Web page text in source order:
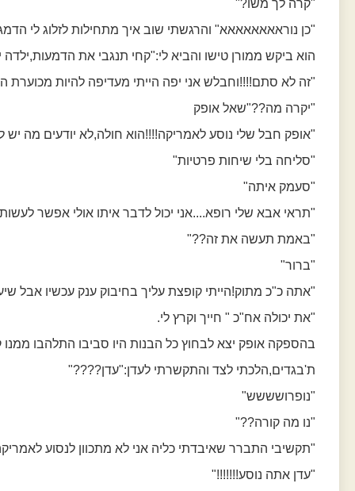
"קרה לך משו?"
"כן נוראאאאאאאא" והרגשתי שוב איך מתחילות לזלוג לי
הוא ביקש ממורן טישו והביא לי:"קחי תנגבי את
"זה לא סתם!!!!וחבלש אני יפה הייתי מעדיפה להיות מכוערת
"יקרה מה??"שאל אופק
"אופק חבל שלי נוסע לאמריקה!!!!הוא חולה,לא יודעים מה יש
"סליחה בלי שיחות פרטיות"
"סעמק איתה"
"תראי אבא שלי רופא....אני יכול לדבר איתו אולי אפשר
"באמת תעשה את זה??"
"ברור"
"אתה כ"כ מתוק!הייתי קופצת עליך בחיבוק ענק עכשיו אבל
"את יכולה אח"כ " חייך וקרץ לי.
בהספקה אופק יצא לבחוץ כל הבנות היו סביבו התלהבו ממנו
ת'בגדים,הלכתי לצד והתקשרתי לעדן:"עדן????"
"נופרושששש"
"נו מה קורה??"
"תקשיבי התברר שאיבדתי כליה אני לא מתכוון לנסוע
"עדן אתה נוסע!!!!!!!"